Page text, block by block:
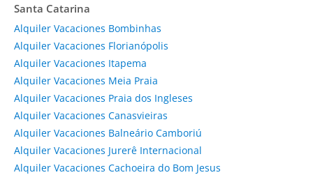
Santa Catarina
Alquiler Vacaciones Bombinhas
Alquiler Vacaciones Florianópolis
Alquiler Vacaciones Itapema
Alquiler Vacaciones Meia Praia
Alquiler Vacaciones Praia dos Ingleses
Alquiler Vacaciones Canasvieiras
Alquiler Vacaciones Balneário Camboriú
Alquiler Vacaciones Jurerê Internacional
Alquiler Vacaciones Cachoeira do Bom Jesus